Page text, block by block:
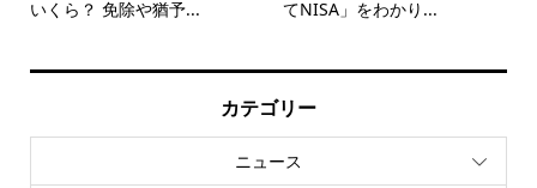
いくら？ 免除や猶予...
てNISA」をわかり...
カテゴリー
ニュース